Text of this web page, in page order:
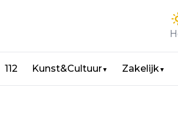
112 Kunst&Cultuur▼ Zakelijk▼